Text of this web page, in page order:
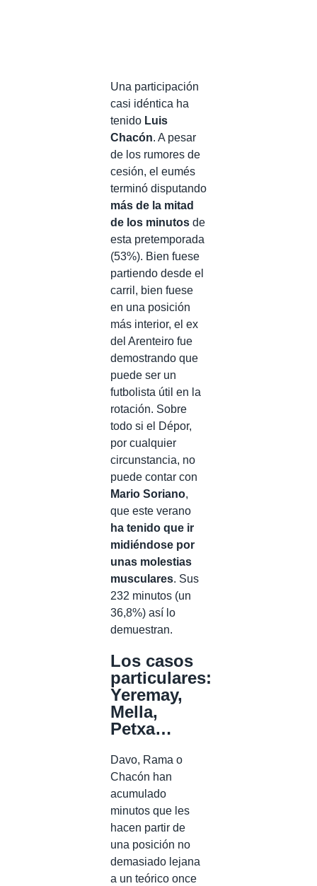
Una participación
casi idéntica ha
tenido Luis
Chacón. A pesar
de los rumores de
cesión, el eumés
terminó disputando
más de la mitad
de los minutos de
esta pretemporada
(53%). Bien fuese
partiendo desde el
carril, bien fuese
en una posición
más interior, el ex
del Arenteiro fue
demostrando que
puede ser un
futbolista útil en la
rotación. Sobre
todo si el Dépor,
por cualquier
circunstancia, no
puede contar con
Mario Soriano,
que este verano
ha tenido que ir
midiéndose por
unas molestias
musculares. Sus
232 minutos (un
36,8%) así lo
demuestran.
Los casos
particulares:
Yeremay,
Mella,
Petxa…
Davo, Rama o
Chacón han
acumulado
minutos que les
hacen partir de
una posición no
demasiado lejana
a un teórico once